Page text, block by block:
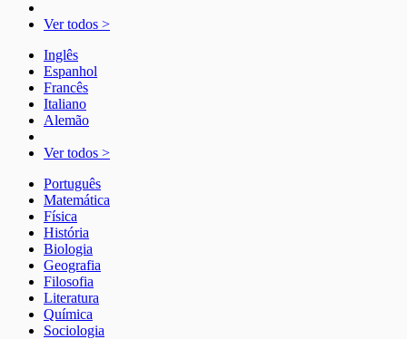
Ver todos >
Inglês
Espanhol
Francês
Italiano
Alemão
Ver todos >
Português
Matemática
Física
História
Biologia
Geografia
Filosofia
Literatura
Química
Sociologia